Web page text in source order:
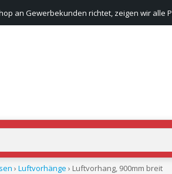
an Gewerbekunden richtet, zeigen wir alle
› Luftvorhänge › Luftvorhang, 900mm breit